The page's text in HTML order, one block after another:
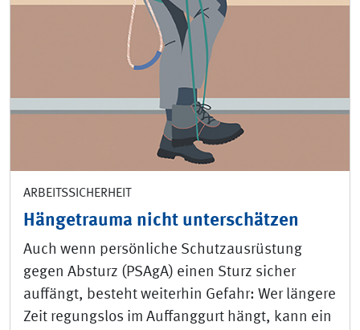
ARBEITSSICHERHEIT
Hängetrauma nicht unterschätzen
Auch wenn persönliche Schutzausrüstung
gegen Absturz (PSAgA) einen Sturz sicher
auffängt, besteht weiterhin Gefahr: Wer längere
Zeit regungslos im Auffanggurt hängt, kann ein